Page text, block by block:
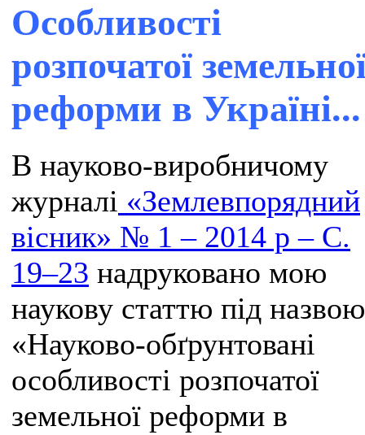
Особливості
розпочатої
реформи в Україні...
В науково-виробничому
журналі «Землевпорядний
вісник» № 1 – 2014 р – С.
19–23 надруковано мою
наукову статтю під назвою
«Науково-обґрунтовані
особливості розпочатої
земельної реформи в